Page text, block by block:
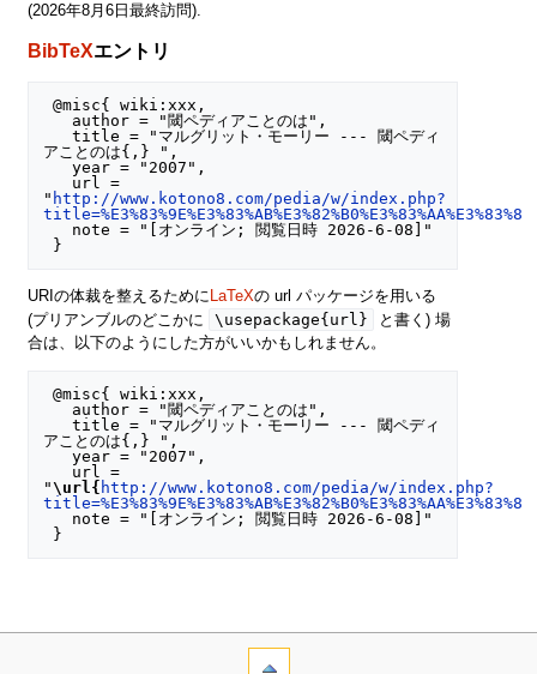
(2026年8月6日最終訪問).
BibTeXエントリ
@misc{ wiki:xxx,
   title = "マルグリット・モーリー --- 閾ペディ
アことのは{,} ",
   year = "2007",
" http://www.kotono8.com/pedia/w/index.php?
URIの体裁を整えるために LaTeXの url パッケージを用いる
(プリアンブルのどこかに
\usepackage{url}
と書く) 場
合は、以下のようにした方がいいかもしれません。
@misc{ wiki:xxx,
   title = "マルグリット・モーリー --- 閾ペディ
アことのは{,} ",
   year = "2007",
"\url{ http://www.kotono8.com/pedia/w/index.php?